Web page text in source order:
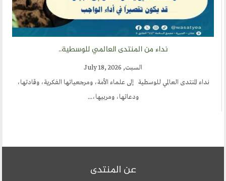
نداء من المنتدى العالمي للوسطية..
السبت, July 18, 2026
نداء المنتدى العالمي للوسطية إلى علماء الأمة، ومرجعياتها الفكرية، وقادتها،
ودعاتها، ومربيها،...
عن المنتدى